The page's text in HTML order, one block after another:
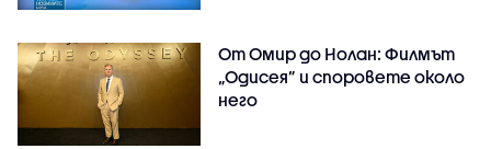
От Омир до Нолан: Филмът
„Одисея” и споровете около
него